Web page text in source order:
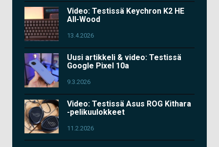
Video: Testissä Keychron K2 HE
All-Wood
13.4.2026
Uusi artikkeli & video: Testissä
Google Pixel 10a
9.3.2026
Video: Testissä Asus ROG Kithara
-pelikuulokkeet
11.2.2026